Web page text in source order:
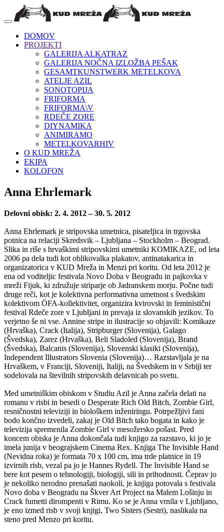
DOMOV
PROJEKTI
GALERIJA ALKATRAZ
GALERIJA NOČNA IZLOŽBA PEŠAK
GESAMTKUNSTWERK METELKOVA
ATELJE AZIL
SONOTOPIJA
FRIFORMA
FRIFORMA\V
RDEČE ZORE
DIYNAMIKA
ANIMIRAMO
METELKOVARHIV
O KUD MREŽA
EKIPA
KOLOFON
Anna Ehrlemark
Delovni obisk: 2. 4. 2012 – 30. 5. 2012
Anna Ehrlemark je stripovska umetnica, pisateljica in trgovska
potnica na relaciji Skredsvik – Ljubljana – Stockholm – Beograd.
Slika in riše s hrvaškimi stripovskimi umetniki KOMIKAZE, od leta
2006 pa dela tudi kot oblikovalka plakatov, antinatakarica in
organizatorica v KUD Mreža in Menzi pri koritu. Od leta 2012 je
ena od voditeljic festivala Novo Doba v Beogradu in pajkovka v
mreži Fijuk, ki združuje striparje ob Jadranskem morju. Počne tudi
druge reči, kot je kolektivna performativna umetnost s švedskim
kolektivom ÖFA-kollektivitet, organizira kvirovski in feministični
festival Rdeče zore v Ljubljani in prevaja iz slovanskih jezikov. To
verjetno še ni vse. Annine stripe in ilustracije so objavili: Komikaze
(Hrvaška), Crack (Italija), Stripburger (Slovenija), Galago
(Švedska), Zarez (Hrvaška), Beli Sladoled (Slovenija), Brand
(Švedska), Balcanis (Slovenija), Slovenski klasiki (Slovenija),
Independent Illustrators Slovenia (Slovenija)… Razstavljala je na
Hrvaškem, v Franciji, Sloveniji, Italiji, na Švedskem in v Srbiji ter
sodelovala na številnih stripovskih delavnicah po svetu.
Med umetniškim obiskom v Studiu Azil je Anna začela delati na
romanu v risbi in besedi o Desperate Rich Old Bitch, Zombie Girl,
resničnostni televiziji in biološkem inženiringu. Potrpežljivi fani
bodo končno izvedeli, zakaj je Old Bitch tako bogata in kako je
televizija spremenila Zombie Girl v mesožersko pošast. Pred
koncem obiska je Anna dokončala tudi knjigo za razstavo, ki jo je
imela junija v beograjskem Cinema Rex. Knjiga The Invisible Hand
(Nevidna roka) je formata 70 x 100 cm, ima trde platnice in 19
izvirnih risb, vezal pa jo je Hannes Rydell. The Invisible Hand se
bere kot pesem o tehnologiji, biologiji, sili in prihodnosti. Čeprav jo
je nekoliko nerodno prenašati naokoli, je knjiga potovala s festivala
Novo doba v Beogradu na Škver Art Project na Malem Lošinju in
Crack fumetti dirompenti v Rimu. Ko se je Anna vrnila v Ljubljano,
je eno izmed risb v svoji knjigi, Two Sisters (Sestri), naslikala na
steno pred Menzo pri koritu.